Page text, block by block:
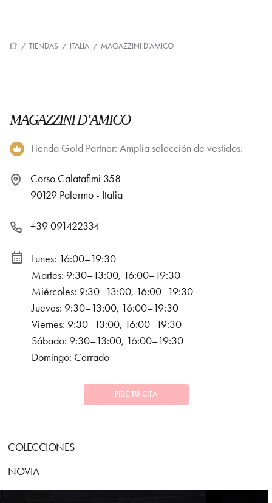
/ TIENDAS / ITALIA / MAGAZZINI D’AMICO
MAGAZZINI D’AMICO
Tienda Gold Partner: Amplia selección de vestidos.
Corso Calatafimi 358
90129 Palermo - Italia
+39 091422334
Lunes: 16:00–19:30
Martes: 9:30–13:00, 16:00–19:30
Miércoles: 9:30–13:00, 16:00–19:30
Jueves: 9:30–13:00, 16:00–19:30
Viernes: 9:30–13:00, 16:00–19:30
Sábado: 9:30–13:00, 16:00–19:30
Domingo: Cerrado
PIDE TU CITA
COLECCIONES
NOVIA